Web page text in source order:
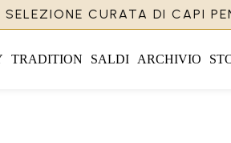
CURATA DI CAPI
TRADITION SALDI ARCHIVIO